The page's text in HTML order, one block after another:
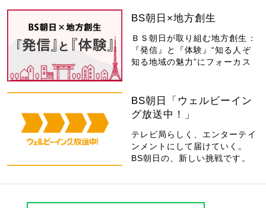
BS朝日×地方創生
ＢＳ朝日が取り組む地方創生：
『発信』と『体験』“知る人ぞ
知る地域の魅力”にフォーカス
BS朝日「ウェルビーイン
グ放送中！」
テレビ局らしく、エンターテイ
ンメントにして届けていく。
BS朝日の、新しい挑戦です。